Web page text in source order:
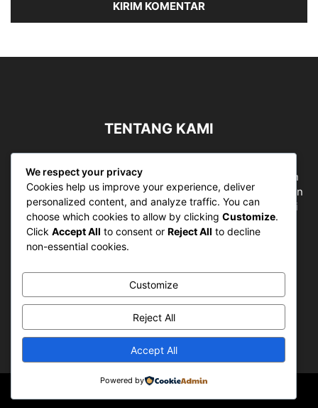
TENTANG KAMI
bergerak di ruang jurnalistik, sebagai entitas pemberian
ruang Publik, Media merupakan literasi mutlak diperlukan
sebagai kemampuan dasar berpikir kritis untuk hidup di
abad informasi.
Hubungi kami:
IKUTI KAMI
We respect your privacy
Cookies help us improve your experience, deliver
personalized content, and analyze traffic. You can
choose which cookies to allow by clicking Customize.
Click Accept All to consent or Reject All to decline
non-essential cookies.
Customize
Reject All
Accept All
Powered by